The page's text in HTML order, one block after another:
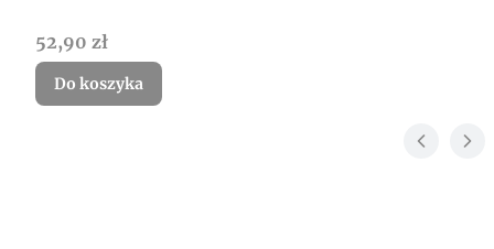
Cena
52,90 zł
Do koszyka